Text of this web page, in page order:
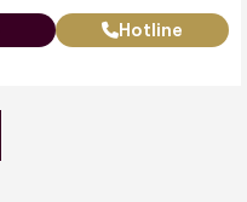
Hotline